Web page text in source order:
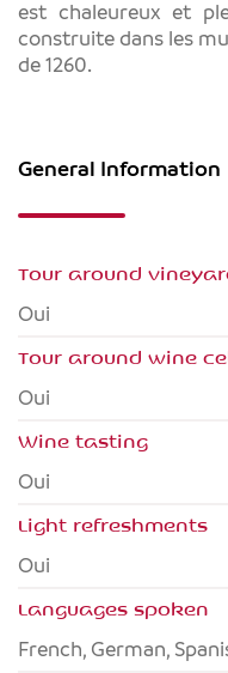
est chaleureux et
construite dans les
de 1260.
General Information
Tour around
Oui
Tour around wine
Oui
Wine tasting
Oui
Light refreshments
Oui
Languages spoken
French, German,